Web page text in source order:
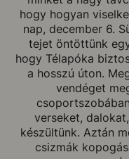
hogy hogyan
nap, december 6.
tejet öntöttünk
hogy Télapóka
a hosszú úton.
vendéget
verseket,
készültünk. Aztán
csizmák